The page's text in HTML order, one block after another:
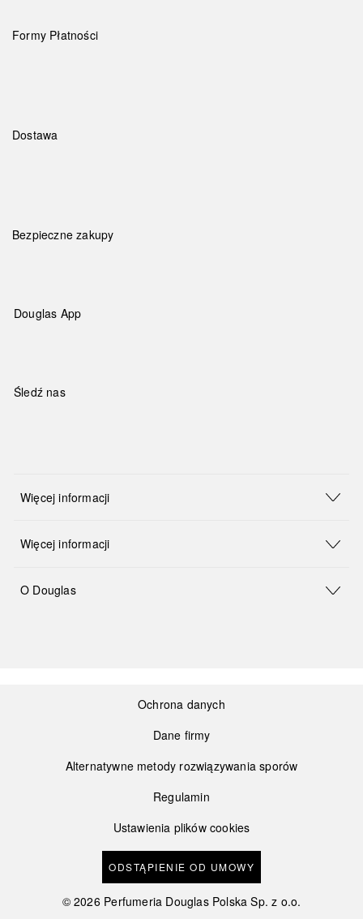
Formy Płatności
Dostawa
Bezpieczne zakupy
Douglas App
Śledź nas
Więcej informacji
Więcej informacji
O Douglas
Ochrona danych
Dane firmy
Alternatywne metody rozwiązywania sporów
Regulamin
Ustawienia plików cookies
ODSTĄPIENIE OD UMOWY
©2026 Perfumeria Douglas Polska Sp. z o.o.